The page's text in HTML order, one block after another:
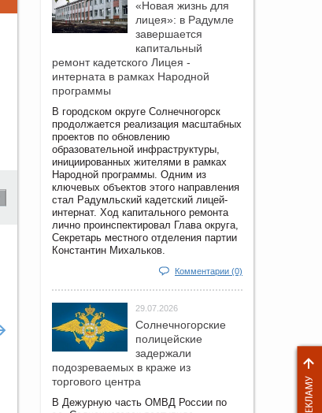
«Новая жизнь для
лицея»: в Радумле
завершается
капитальный
ремонт кадетского Лицея -
интерната в рамках Народной
программы
В городском округе Солнечногорск
продолжается реализация масштабных
проектов по обновлению
образовательной инфраструктуры,
инициированных жителями в рамках
Народной программы. Одним из
ключевых объектов этого направления
стал Радумльский кадетский лицей-
интернат. Ход капитального ремонта
лично проинспектировал Глава округа,
Секретарь местного отделения партии
Константин Михальков.
Комментарии (0)
29.07.2026
Солнечногорские
полицейские
задержали
подозреваемых в краже из
торгового центра
В Дежурную часть ОМВД России по